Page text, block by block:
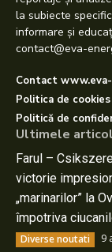
la subiecte
informare și
contact@eva-
Contact
Politica de cookies
Politică de
Ultimele
Farul –
victorie
„marinarilor” la
împotriva
Diverse noutati 9